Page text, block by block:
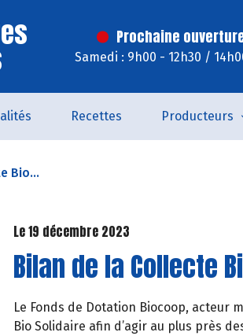
Prochaine
Samedi : 9h00 - 12h30 /
Recettes Producteurs
Bio...
Le 19 décembre 2023
Bilan de la Collecte
Le Fonds de Dotation Biocoop, acteur
Bio Solidaire afin d’agir au plus près